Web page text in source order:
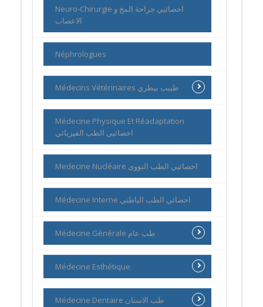
Neuro-Chirurgie اخصائيي جراحة المخ و
الاعصاب
Néphrologues
Médecins Vétérinaires طبيب بيطري
Médecine Physique Et Réadaptation
اخصائيي الطب الفيزيائي
Medecine Nucléaire اخصائيي الطب النووي
Médecine Interne اخصائي الطب الباطني
Médecine Générale طب عام
Médecine Esthétique
Médecine Dentaire طب الاسنان